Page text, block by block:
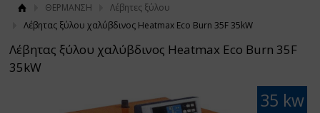
ΘΕΡΜΑΝΣΗ
Λέβητες ξύλου
Λέβητας ξύλου χαλύβδινος Heatmax Eco Burn 35F 35kW
Λέβητας ξύλου χαλύβδινος Heatmax Eco Burn 35F
35kW
35 kw